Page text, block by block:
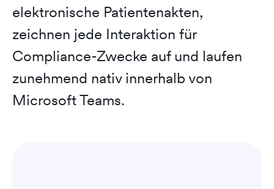
elektronische Patientenakten,
zeichnen jede Interaktion für
Compliance-Zwecke auf und laufen
zunehmend nativ innerhalb von
Microsoft Teams.